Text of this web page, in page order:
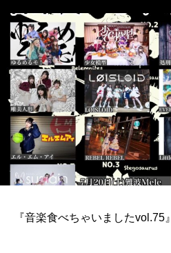
『音楽食べちゃいましたvol.75』